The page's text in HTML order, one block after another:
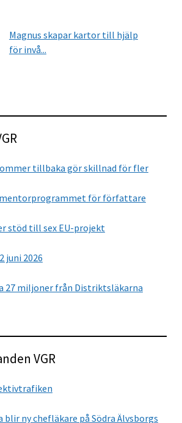
Magnus skapar kartor till hjälp
för invå...
tillbaka gör skillnad för fler
för författare
stöd till sex EU-projekt
juni 2026
27 miljoner från Distriktsläkarna
VGR
blir ny chefläkare på Södra Älvsborgs